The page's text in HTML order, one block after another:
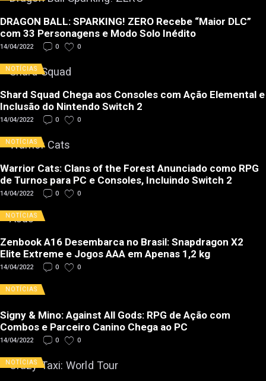
DRAGON BALL: SPARKING! ZERO Recebe “Maior DLC”
com 33 Personagens e Modo Solo Inédito
14/04/2022 0 0
NOTÍCIAS
Shard Squad Chega aos Consoles com Ação Elemental e
Inclusão do Nintendo Switch 2
14/04/2022 0 0
NOTÍCIAS
Warrior Cats: Clans of the Forest Anunciado como RPG
de Turnos para PC e Consoles, Incluindo Switch 2
14/04/2022 0 0
NOTÍCIAS
Zenbook A16 Desembarca no Brasil: Snapdragon X2
Elite Extreme e Jogos AAA em Apenas 1,2 kg
14/04/2022 0 0
NOTÍCIAS
Signy & Mino: Against All Gods: RPG de Ação com
Combos e Parceiro Canino Chega ao PC
14/04/2022 0 0
NOTÍCIAS